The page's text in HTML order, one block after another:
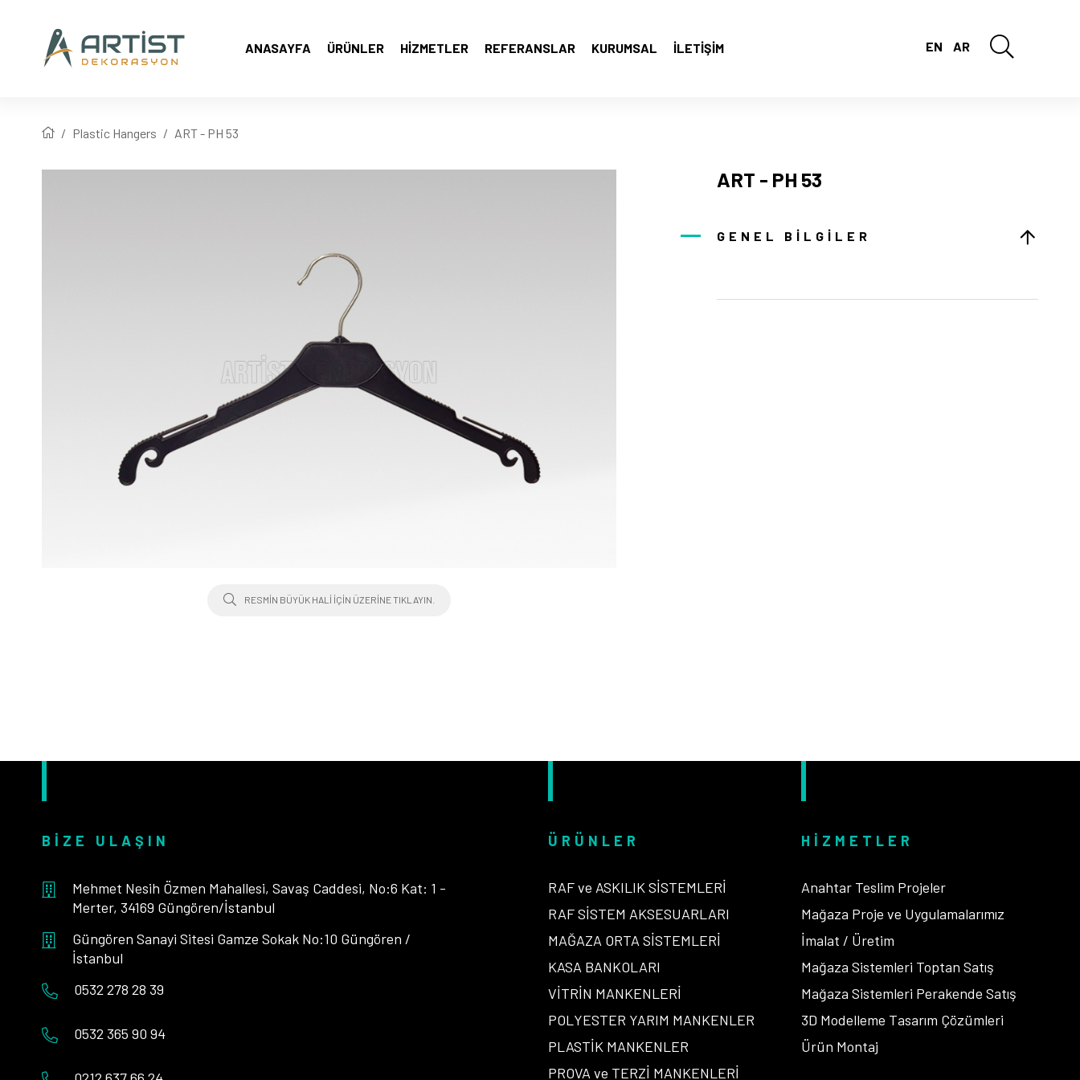
ANASAYFA ÜRÜNLER HIZMETLER REFERANSLAR KURUMSAL İLETIŞIM EN AR
Plastic Hangers ART - PH 53
RESMIN BÜYÜK HALI IÇIN ÜZERINE TIKLAYIN.
ART - PH 53
GENEL BILGILER
BIZE ULAŞIN
Mehmet Nesih Özmen Mahallesi, Savaş Caddesi, No:6 Kat: 1 -
Merter, 34169 Güngören/İstanbul
Güngören Sanayi Sitesi Gamze Sokak No:10 Güngören /
İstanbul
0532 278 28 39
0532 365 90 94
ÜRÜNLER
RAF ve ASKILIK SİSTEMLERİ
RAF SİSTEM AKSESUARLARI
MAĞAZA ORTA SİSTEMLERİ
KASA BANKOLARI
VİTRİN MANKENLERİ
POLYESTER YARIM MANKENLER
PLASTİK MANKENLER
PROVA ve TERZİ MANKENLERİ
HIZMETLER
Anahtar Teslim Projeler
Mağaza Proje ve Uygulamalarımız
İmalat / Üretim
Mağaza Sistemleri Toptan Satış
Mağaza Sistemleri Perakende Satış
3D Modelleme Tasarım Çözümleri
Ürün Montaj